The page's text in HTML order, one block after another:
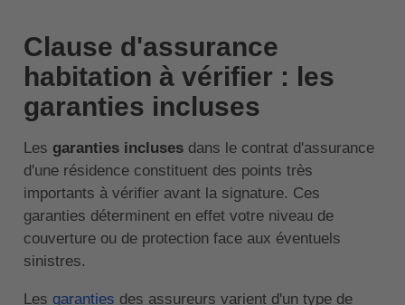
Clause d'assurance
habitation à vérifier : les
garanties incluses
Les garanties inclusesdans le contrat d'assurance
d'une résidence constituent des points très
importants à vérifier avant la signature. Ces
garanties déterminent en effet votre niveau de
couverture ou de protection face aux éventuels
sinistres.
Les garanties des assureurs varient d'un type de